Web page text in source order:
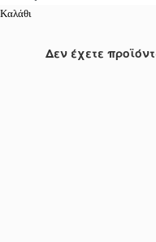
Καλάθι
Δεν έχετε